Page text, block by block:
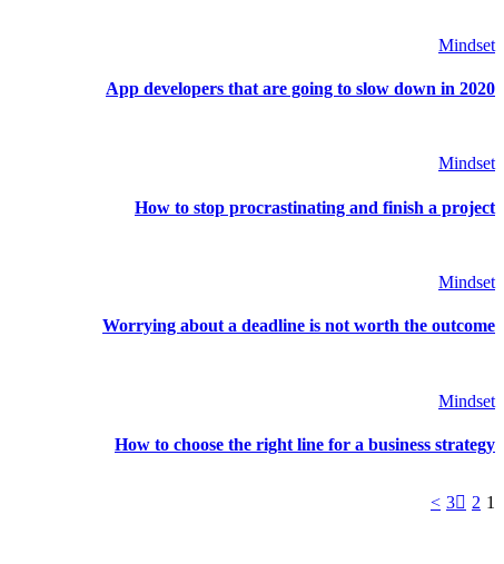
Mindset
App developers that are going to slow down in 2020
Mindset
How to stop procrastinating and finish a project
Mindset
Worrying about a deadline is not worth the outcome
Mindset
How to choose the right line for a business strategy
1
2
3
>